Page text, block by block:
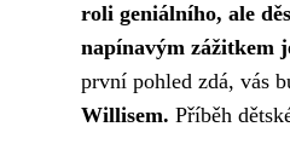
roli geniálního, ale
napínavým zážitkem
první pohled zdá, vás
Willisem. Příběh